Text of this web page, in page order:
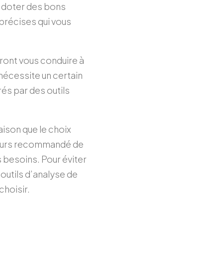
doter des bons
qui vous
vous conduire à
un certain
par des outils
que le choix
recommandé de
Pour éviter
d’analyse de